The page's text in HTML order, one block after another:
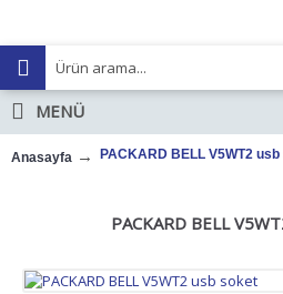
MENÜ
Anasayfa PACKARD BELL V5WT2
PACKARD BELL